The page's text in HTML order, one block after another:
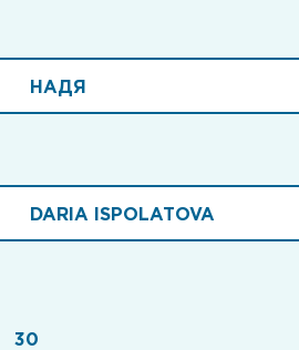
НАДЯ
DARIA ISPOLATOVA
30